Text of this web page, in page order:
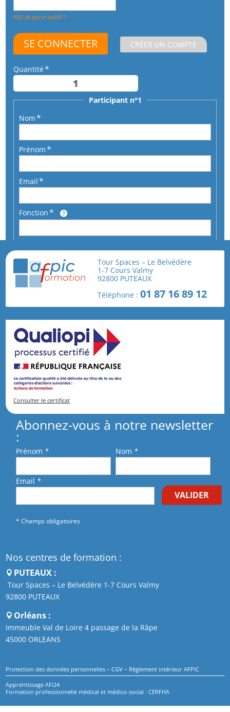
Mot de passe oublié ?
CRÉER UN COMPTE
Quantité
Participant n°1
Nom
Prénom
Email
Fonction
En cochant cette case, je reconnais avoir pris
connaissance et j'accepte les
Tour Spaces – Le Belvédère
1-7 Cours Valmy
92800 PUTEAUX
Téléphone :01 87 16 89 12
Consulter le certificat
Abonnez-vous à notre newsletter
:
Prénom * Nom *
Email *
VALIDER
* Champs obligatoires
Nos centres de formation :
PUTEAUX :
Tour Spaces – Le Belvédère 1-7 Cours Valmy
92800 PUTEAUX
Orléans :
Immeuble Val de Loire 4 passage de la Râpe
45000 ORLEANS
Protection des données personnelles –CGV – Règlement intérieur AFPIC
Apprentissage AFi24
Formation professionnelle médical et médico-social : CERFHA